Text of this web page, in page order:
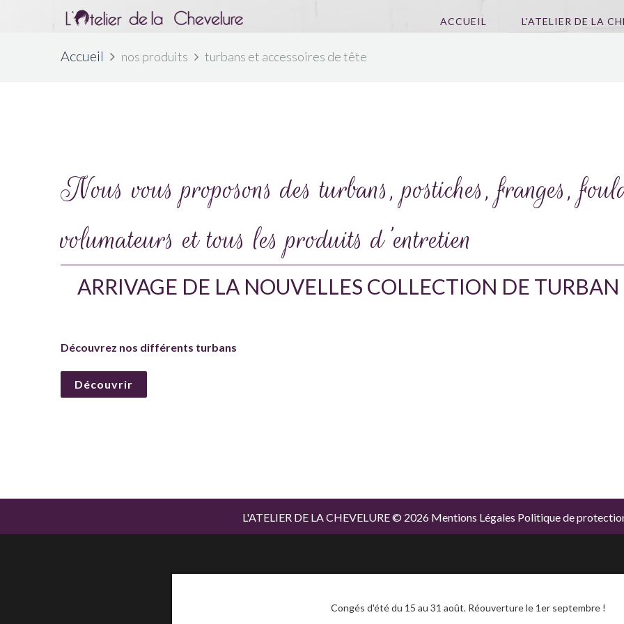
ACCUEIL L'ATELIER DE LA
Accueil nos produits turbans et accessoires de tête
Nous vous proposons des turbans, postiches, franges,
volumateurs et tous les produits d'entretien
ARRIVAGE DE LA NOUVELLES COLLECTION DE
Découvrez nos différents turbans
Découvrir
L'ATELIER DE LA CHEVELURE© 2026 Mentions Légales Politique de
Congés d'été du 15 au 31 août. Réouverture le 1er septembre !